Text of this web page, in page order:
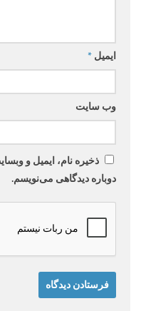
ایمیل *
وب‌ سایت
ذخیره نام، ایمیل و
دوباره دیدگاهی می‌نویسم.